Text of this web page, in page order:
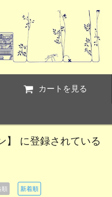
カートを見る
】 に登録されている
順 新着順